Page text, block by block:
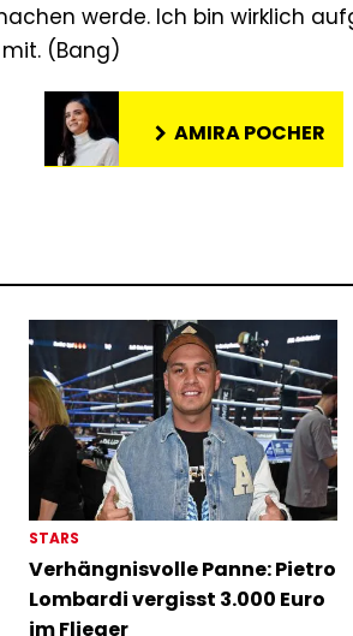
werde. Ich bin wirklich
mit. (Bang)
AMIRA POCHER
STARS
Verhängnisvolle Panne: Pietro
Lombardi vergisst 3.000 Euro
im Flieger